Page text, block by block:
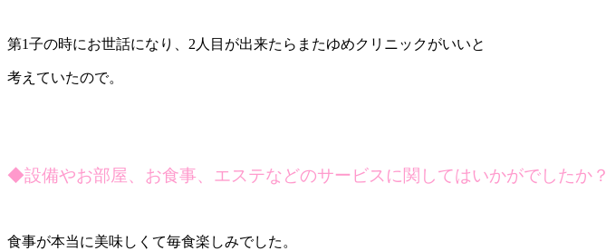
第1子の時にお世話になり、2人目が出来たらまたゆめクリニックがいいと
考えていたので。
◆設備やお部屋、お食事、エステなどのサービスに関してはいかがでしたか？
食事が本当に美味しくて毎食楽しみでした。